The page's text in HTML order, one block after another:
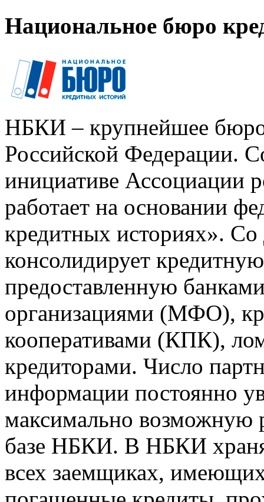
Национальное бюро
НБКИ – крупнейшее
Российской Федерации.
инициативе Ассоциации
работает на основании
кредитных историях».
консолидирует
предоставленную
организациями (МФО),
кооперативами (КПК),
кредиторами. Число
информации постоянно
максимально возможную
базе НБКИ. В НБКИ
всех заемщиках,